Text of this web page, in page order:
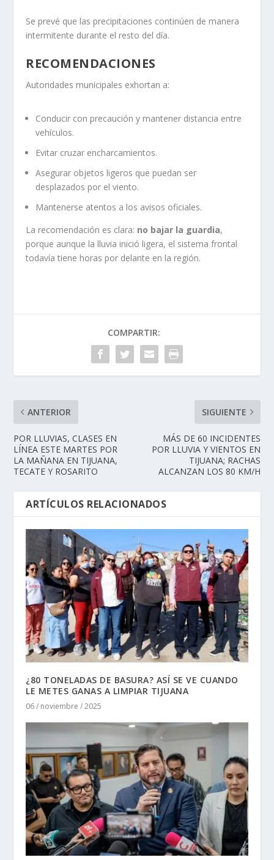
Se prevé que las precipitaciones continúen de manera
intermitente durante el resto del día.
RECOMENDACIONES
Autoridades municipales exhortan a:
Conducir con precaución y mantener distancia entre
vehículos.
Evitar cruzar encharcamientos.
Asegurar objetos ligeros que puedan ser
desplazados por el viento.
Mantenerse atentos a los avisos oficiales.
La recomendación es clara: no bajar la guardia,
porque aunque la lluvia inició ligera, el sistema frontal
todavía tiene horas por delante en la región.
COMPARTIR:
ANTERIOR
POR LLUVIAS, CLASES EN
LÍNEA ESTE MARTES POR
LA MAÑANA EN TIJUANA,
TECATE Y ROSARITO
SIGUIENTE
MÁS DE 60 INCIDENTES
POR LLUVIA Y VIENTOS EN
TIJUANA; RACHAS
ALCANZAN LOS 80 KM/H
ARTÍCULOS RELACIONADOS
¿80 TONELADAS DE BASURA? ASÍ SE VE CUANDO
LE METES GANAS A LIMPIAR TIJUANA
06 / noviembre / 2025